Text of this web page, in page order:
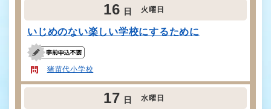
16 日 火曜日
いじめのない楽しい学校にするために
猪苗代小学校
17 日 水曜日